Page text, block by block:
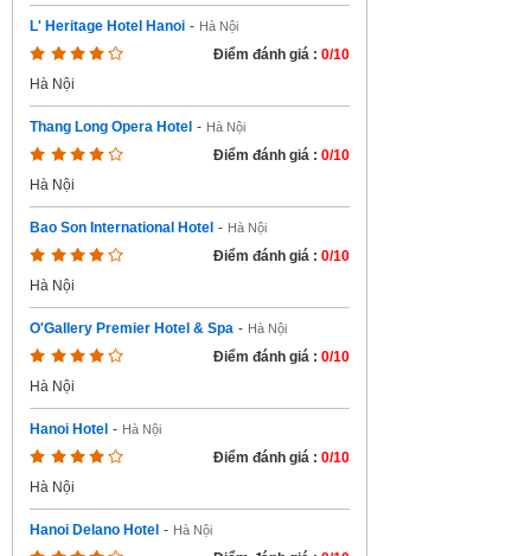
L' Heritage Hotel Hanoi - Hà Nội
Điểm đánh giá : 0/10
Hà Nội
Thang Long Opera Hotel - Hà Nội
Điểm đánh giá : 0/10
Hà Nội
Bao Son International Hotel - Hà Nội
Điểm đánh giá : 0/10
Hà Nội
O'Gallery Premier Hotel & Spa - Hà Nội
Điểm đánh giá : 0/10
Hà Nội
Hanoi Hotel - Hà Nội
Điểm đánh giá : 0/10
Hà Nội
Hanoi Delano Hotel - Hà Nội